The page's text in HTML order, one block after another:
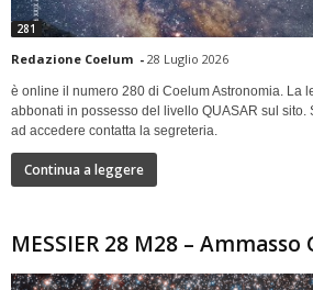
281
Redazione Coelum - 28 Luglio 2026
è online il numero 280 di Coelum Astronomia. La
abbonati in possesso del livello QUASAR sul sito.
ad accedere contatta la segreteria.
Continua a leggere
MESSIER 28 M28 –